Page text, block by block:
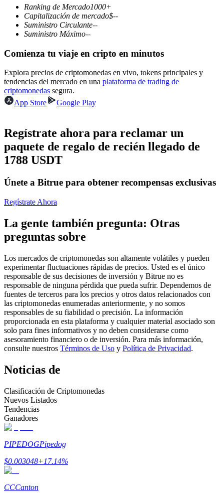
Futuros del USDC
Futuros que utilizan USDC como garantía
Copiar Trading
Únete a los mejores traders
Conviértete en un Trader de Copia
Disfruta del reparto de beneficios y comisiones de copy trading
Información
Análisis de big data que incluye información comercial, etc.
Ranking de Mercado1000+
Capitalización de mercado$--
Suministro Circulante--
Suministro Máximo--
Comienza tu viaje en cripto en minutos
Explora precios de criptomonedas en vivo, tokens principales y
tendencias del mercado en una plataforma de trading de
criptomonedas segura.
App Store
Google Play
Regístrate ahora para reclamar un
paquete de regalo de recién llegado de
1788 USDT
Únete a Bitrue para obtener recompensas exclusivas
Regístrate Ahora
La gente también pregunta: Otras
preguntas sobre
Los mercados de criptomonedas son altamente volátiles y pueden
experimentar fluctuaciones rápidas de precios. Usted es el único
responsable de sus decisiones de inversión y Bitrue no es
responsable de ninguna pérdida que pueda sufrir. Dependemos de
fuentes de terceros para los precios y otros datos relacionados con
las criptomonedas enumeradas anteriormente, y no somos
responsables de su fiabilidad o precisión. La información
proporcionada en esta plataforma y cualquier material asociado son
solo para fines informativos y no deben considerarse como
asesoramiento financiero o de inversión. Para más información,
consulte nuestros Términos de Uso y Política de Privacidad.
Noticias de
Clasificación de Criptomonedas
Nuevos Listados
Tendencias
Ganadores
PIPEDOGPipedog
$0.003048+17.14%
CCCanton